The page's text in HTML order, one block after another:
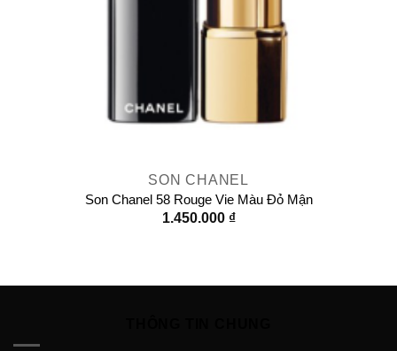
SON CHANEL
Son Chanel 58 Rouge Vie Màu Đỏ Mận
1.450.000 ₫